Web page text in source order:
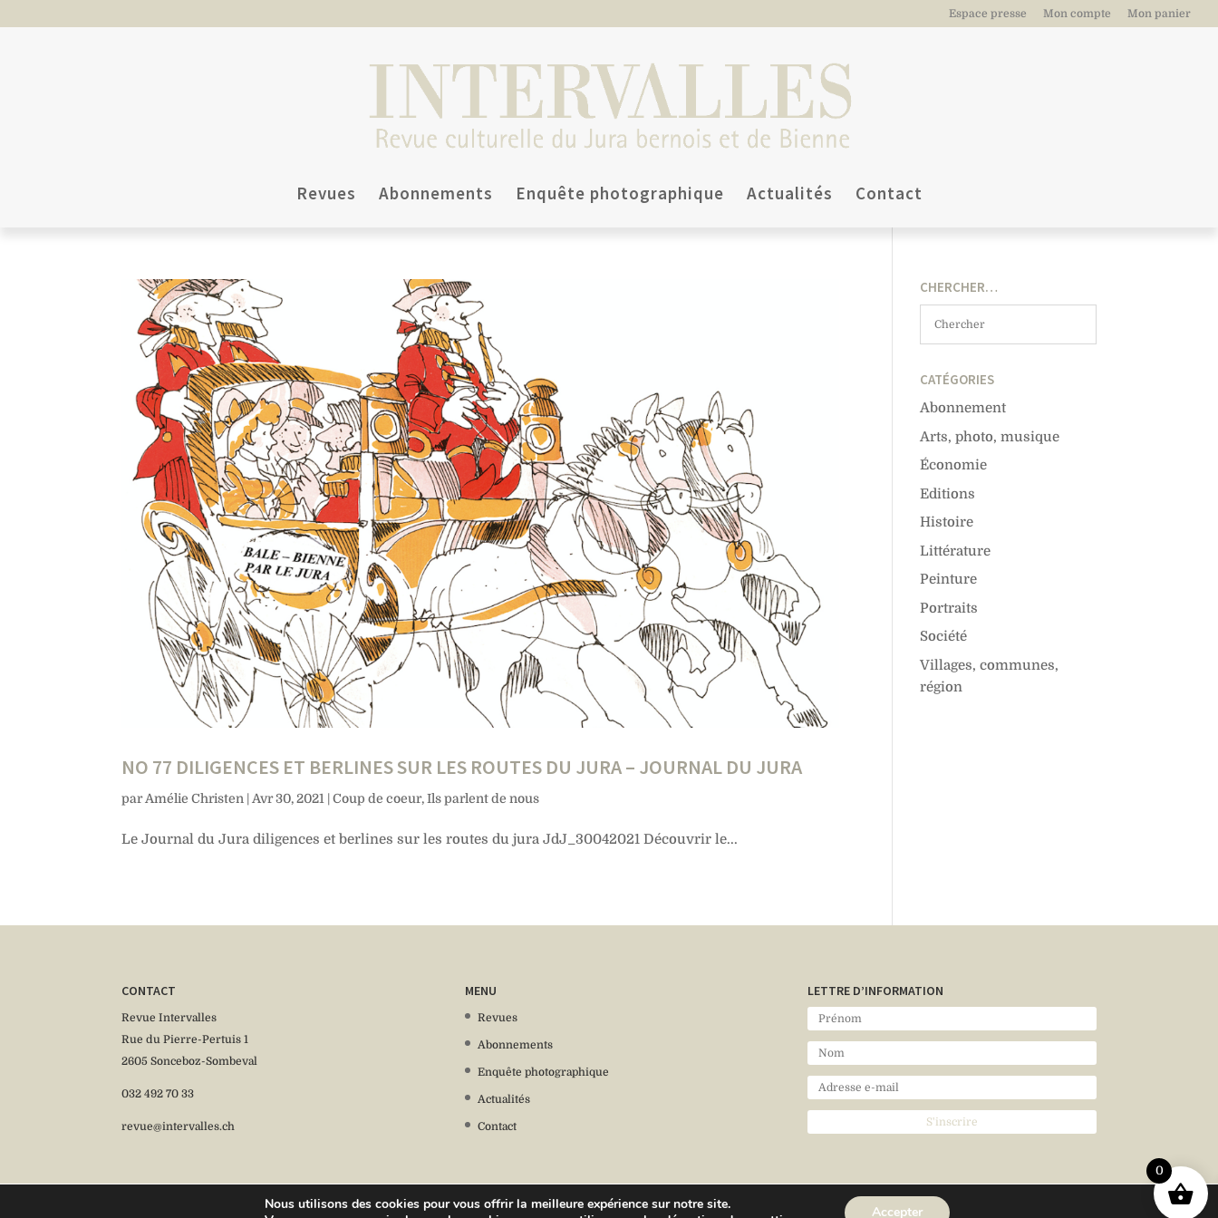
Espace presse Mon compte Mon panier
Revues Abonnements Enquête photographique Actualités Contact
NO 77 DILIGENCES ET BERLINES SUR LES ROUTES DU JURA – JOURNAL DU JURA
parAmélie Christen | Avr 30, 2021 |Coup de coeur,Ils parlent de nous
Le Journal du Jura diligences et berlines sur les routes du jura JdJ_30042021 Découvrir le...
CHERCHER…
CATÉGORIES
Abonnement
Arts, photo, musique
Économie
Editions
Histoire
Littérature
Peinture
Portraits
Société
Villages, communes,
région
CONTACT
Revue Intervalles
Rue du Pierre-Pertuis 1
2605 Sonceboz-Sombeval
032 492 70 33
revue@intervalles.ch
MENU
Revues
Abonnements
Enquête photographique
Actualités
Contact
LETTRE D’INFORMATION
Nous utilisons des cookies pour vous offrir la meilleure expérience sur notre site.
Accepter
0